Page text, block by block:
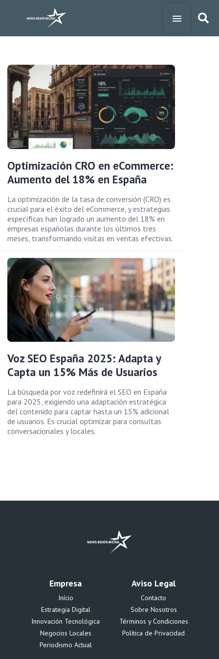
Optimización CRO en eCommerce:
Aumento del 18% en España
La optimización de la tasa de conversión (CRO) es
crucial para el éxito del eCommerce, y estrategias
específicas han logrado un aumento del 18% en
empresas españolas durante los últimos tres
meses, transformando visitas en ventas efectivas.
Voz SEO España 2025: Adapta y
Capta un 15% Más de Usuarios
La búsqueda por voz redefinirá el SEO en España
para 2025, exigiendo una adaptación estratégica
del contenido para captar hasta un 15% adicional
de usuarios. Es crucial optimizar para consultas
conversacionales y locales.
Empresa
Início
Estrategia Digital
Innovación Tecnológica
Negocios Locales
Periodismo Actual
Aviso Legal
Contacto
Sobre Nosotros
Términos y Condiciones
Política de Privacidad